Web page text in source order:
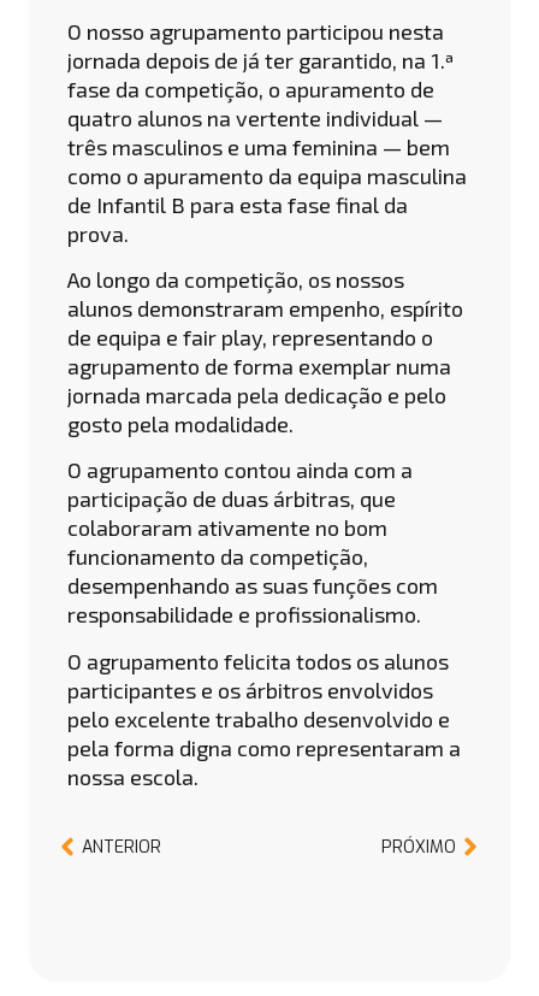
O nosso agrupamento participou nesta
jornada depois de já ter garantido, na 1.ª
fase da competição, o apuramento de
quatro alunos na vertente individual —
três masculinos e uma feminina — bem
como o apuramento da equipa masculina
de Infantil B para esta fase final da
prova.
Ao longo da competição, os nossos
alunos demonstraram empenho, espírito
de equipa e fair play, representando o
agrupamento de forma exemplar numa
jornada marcada pela dedicação e pelo
gosto pela modalidade.
O agrupamento contou ainda com a
participação de duas árbitras, que
colaboraram ativamente no bom
funcionamento da competição,
desempenhando as suas funções com
responsabilidade e profissionalismo.
O agrupamento felicita todos os alunos
participantes e os árbitros envolvidos
pelo excelente trabalho desenvolvido e
pela forma digna como representaram a
nossa escola.
ANTERIOR PRÓXIMO